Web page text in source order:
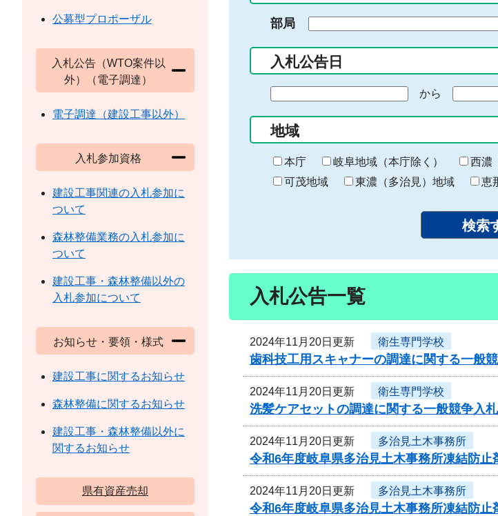
入
力
部局
入札公告日
の
始
ま
り
から
終
わ
り
地域
本庁 岐阜地域（本庁除く） 西濃
可茂地域
東濃（多治見）地域 恵
入札公告一覧
2024年11月20日更新 衛生専門学校
歯科技工用スキャナーの調達に関する一般
2024年11月20日更新 衛生専門学校
洗髪ケアセットの調達に関する一般競争入
2024年11月20日更新 多治見土木事務所
令和6年度岐阜県多治見土木事務所凍結防止
2024年11月20日更新 多治見土木事務所
令和6年度岐阜県多治見土木事務所凍結防止
公募型プロポーザル
入札公告（WTO案件以
外）（電子調達）
電子調達（建設工事以外）
入札参加資格
建設工事関連の入札参加に
ついて
森林整備業務の入札参加に
ついて
建設工事・森林整備以外の
入札参加について
お知らせ・要領・様式
建設工事に関するお知らせ
森林整備に関するお知らせ
建設工事・森林整備以外に
関するお知らせ
県有資産売却